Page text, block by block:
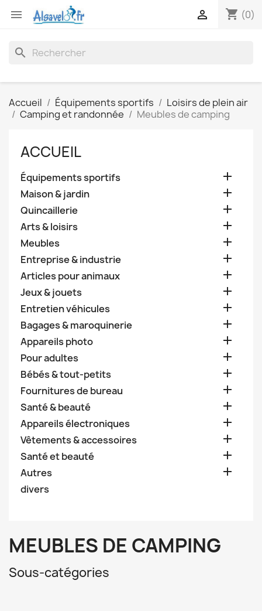
 shopping_cart (0)

search
Accueil Équipements sportifs
Loisirs de plein air
Camping et randonnée
Meubles de camping
ACCUEIL
Équipements sportifs 
Maison & jardin 
Quincaillerie 
Arts & loisirs 
Meubles 
Entreprise & industrie 
Articles pour animaux 
Jeux & jouets 
Entretien véhicules 
Bagages & maroquinerie 
Appareils photo 
Pour adultes 
Bébés & tout-petits 
Fournitures de bureau 
Santé & beauté 
Appareils électroniques 
Vêtements & accessoires 
Santé et beauté 
Autres 
divers
MEUBLES DE CAMPING
Sous-catégories